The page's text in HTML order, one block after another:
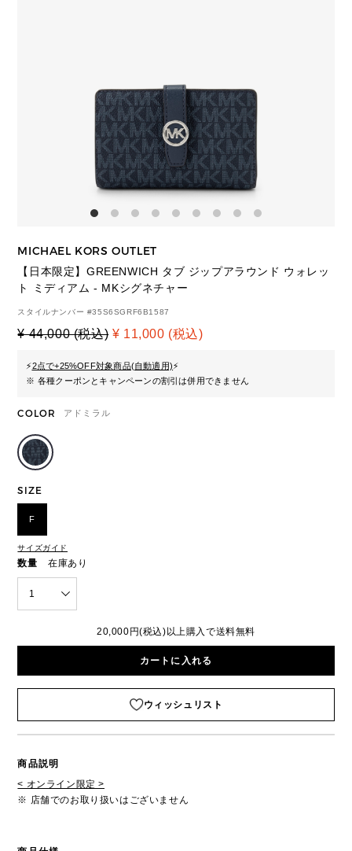
MICHAEL KORS OUTLET
【日本限定】GREENWICH タブ ジップアラウンド ウォレッ
ト ミディアム - MKシグネチャー
スタイルナンバー #35S6SGRF6B1587
¥ 44,000 (税込) ¥ 11,000 (税込)
⚡2点で+25%OFF対象商品(自動適用)⚡
※ 各種クーポンとキャンペーンの割引は併用できません
COLOR アドミラル
SIZE
F
サイズガイド
数量 在庫あり
1
20,000円(税込)以上購入で送料無料
カートに入れる
ウィッシュリスト
商品説明
< オンライン限定 >
※ 店舗でのお取り扱いはございません